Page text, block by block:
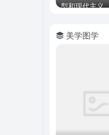
型和现代主义
美学图学